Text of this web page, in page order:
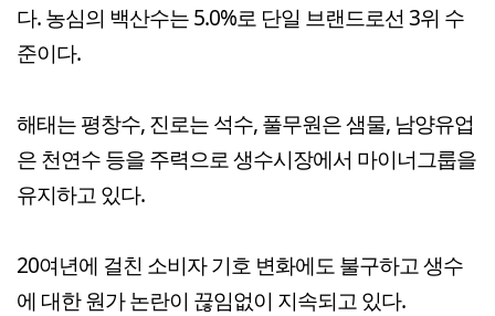
다. 농심의 백산수는 5.0%로 단일 브랜드로선 3위 수
준이다.
해태는 평창수, 진로는 석수, 풀무원은 샘물, 남양유업
은 천연수 등을 주력으로 생수시장에서 마이너그룹을
유지하고 있다.
20여년에 걸친 소비자 기호 변화에도 불구하고 생수
에 대한 원가 논란이 끊임없이 지속되고 있다.